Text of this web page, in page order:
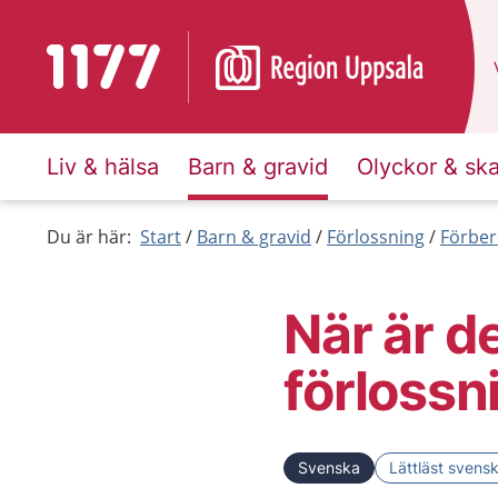
Till startsidan för 1177
Liv & hälsa Barn & gravid Olyckor &
Du är här: Start Barn & gravid Förlossning
När är
Svenska Lättläst